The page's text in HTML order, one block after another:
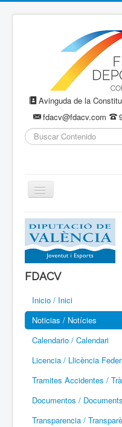
Avinguda de la
fdacv@fdacv.com
Buscar...
Cambiar
navegación
Aeromodelismo /
Ala Delta
Paracaidismo /
Parapente / Parapent
Ultraligeros /
Vuelo Con Motor / Vol
FDACV
Inicio / Inici
Noticias / Notícies
Calendario / Calendari
Licencia / Llicència
Tramites Accidentes /
Documentos / Documents
Transparencia /